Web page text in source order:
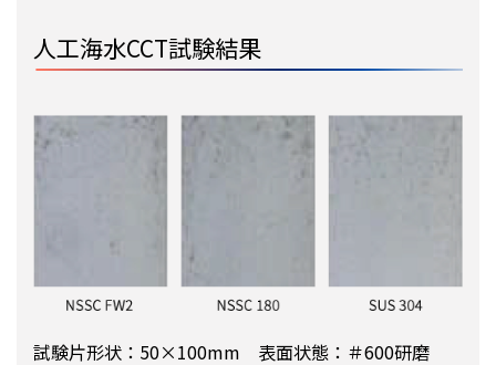
人工海水CCT試験結果
試験片形状：50×100mm 表面状態：＃600研磨